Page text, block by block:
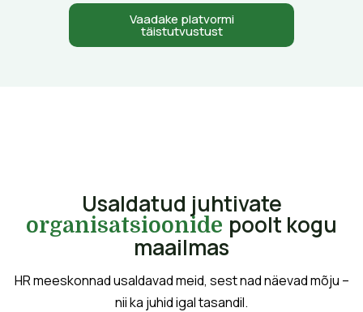
Vaadake platvormi
täistutvustust
Usaldatud juhtivate
organisatsioonide poolt kogu
maailmas
HR meeskonnad usaldavad meid, sest nad näevad mõju –
nii ka juhid igal tasandil.